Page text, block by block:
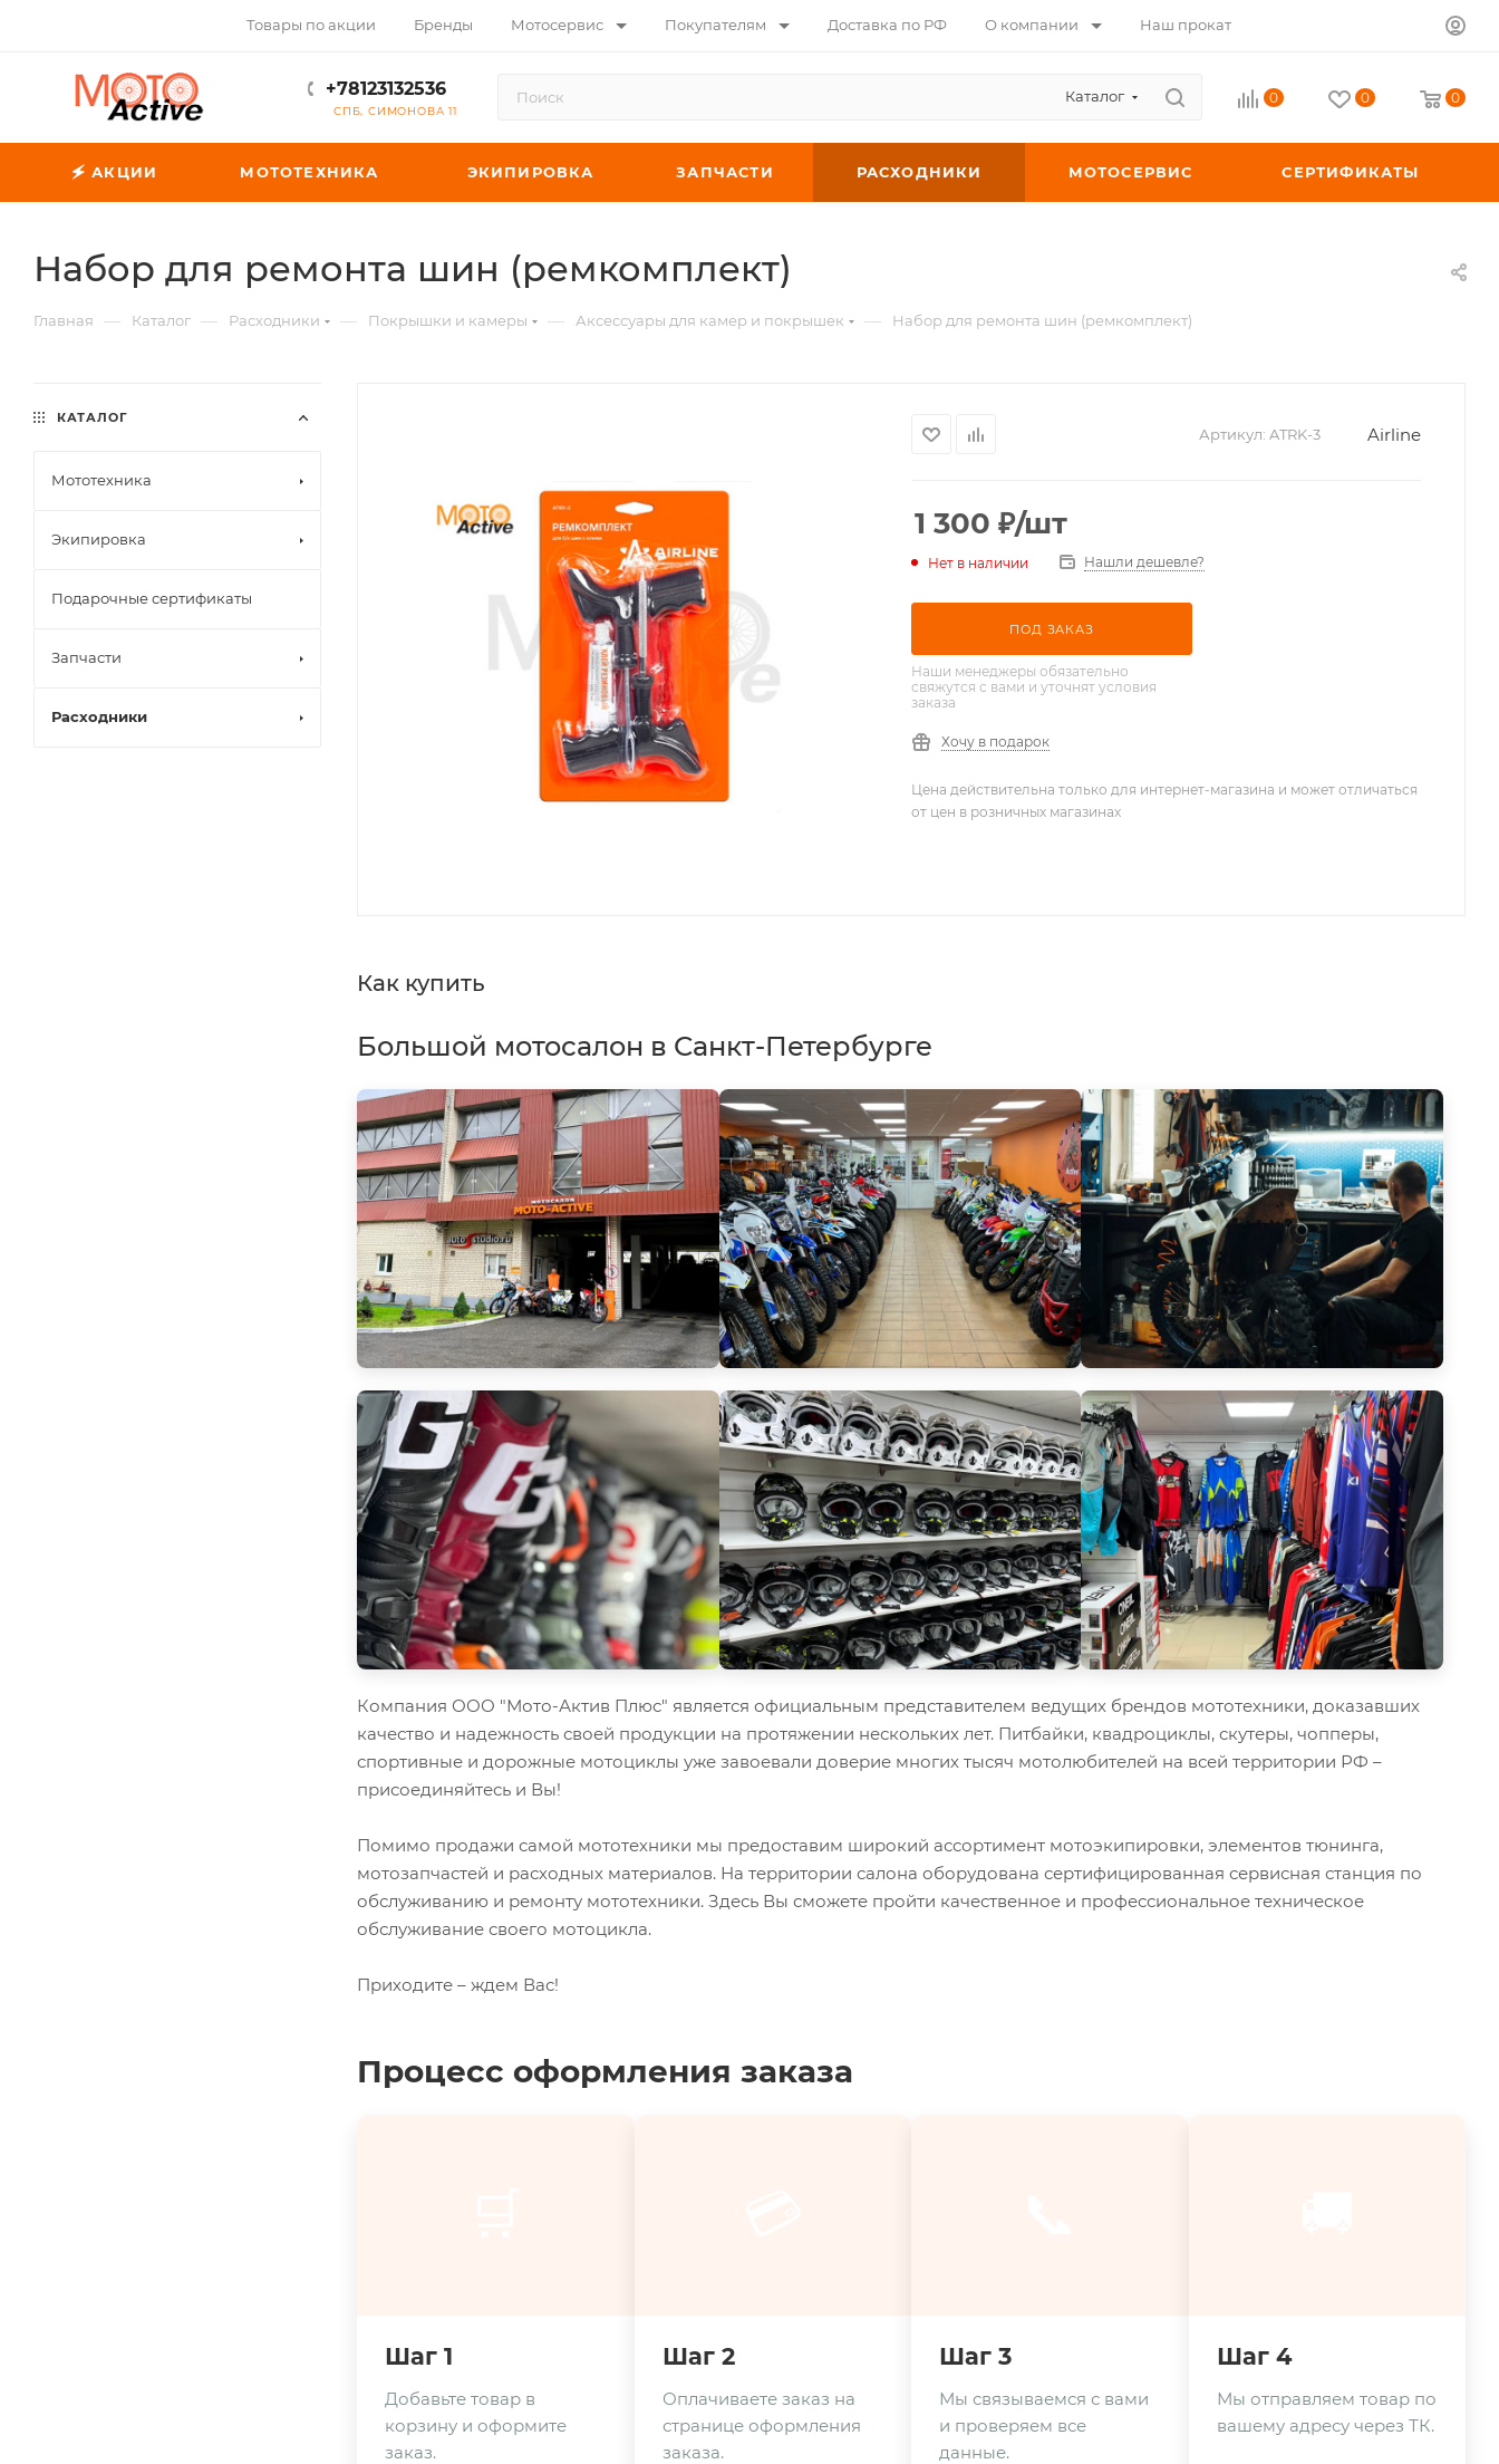
Товары по акции Бренды Мотосервис Покупателям Доставка по РФ О компании Наш прокат
+78123132536
СПБ, СИМОНОВА 11
Каталог 0 0 0
🗲 АКЦИИ МОТОТЕХНИКА ЭКИПИРОВКА ЗАПЧАСТИ РАСХОДНИКИ МОТОСЕРВИС СЕРТИФИКАТЫ
Набор для ремонта шин (ремкомплект)
Главная — Каталог — Расходники — Покрышки и камеры — Аксессуары для камер и покрышек — Набор для ремонта шин (ремкомплект)
Артикул: ATRK-3 Airline
1 300 ₽/шт
Нет в наличии Нашли дешевле?
ПОД ЗАКАЗ
Наши менеджеры обязательно
свяжутся с вами и уточнят условия
заказа
Хочу в подарок
Цена действительна только для интернет-магазина и может отличаться
от цен в розничных магазинах
Как купить
Большой мотосалон в Санкт-Петербурге
Компания ООО "Мото-Актив Плюс" является официальным представителем ведущих брендов мототехники, доказавших
качество и надежность своей продукции на протяжении нескольких лет. Питбайки, квадроциклы, скутеры, чопперы,
спортивные и дорожные мотоциклы уже завоевали доверие многих тысяч мотолюбителей на всей территории РФ –
присоединяйтесь и Вы!
Помимо продажи самой мототехники мы предоставим широкий ассортимент мотоэкипировки, элементов тюнинга,
мотозапчастей и расходных материалов. На территории салона оборудована сертифицированная сервисная станция по
обслуживанию и ремонту мототехники. Здесь Вы сможете пройти качественное и профессиональное техническое
обслуживание своего мотоцикла.
Приходите – ждем Вас!
Процесс оформления заказа
Шаг 1
Добавьте товар в
корзину и оформите
заказ.
Шаг 2
Оплачиваете заказ на
странице оформления
заказа.
Шаг 3
Мы связываемся с вами
и проверяем все
данные.
Шаг 4
Мы отправляем товар по
вашему адресу через ТК.
КАТАЛОГ
Мототехника
Экипировка
Подарочные сертификаты
Запчасти
Расходники